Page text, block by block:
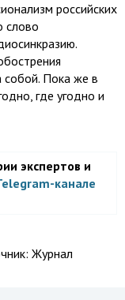
российских
слово
собой. Пока же в
где угодно и
экспертов и
канале
Журнал